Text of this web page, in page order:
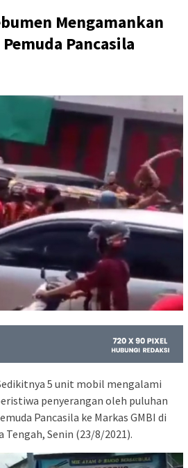
Mengamankan
Pancasila
5 unit mobil mengalami
penyerangan oleh puluhan
Pancasila ke Markas GMBI di
Tengah, Senin (23/8/2021).